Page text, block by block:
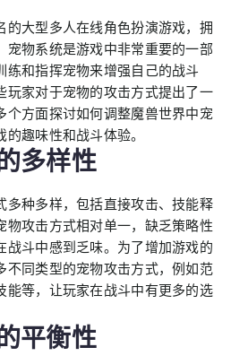
的大型多人在线角色扮演游戏，拥
宠物系统是游戏中非常重要的一部
练和指挥宠物来增强自己的战斗
玩家对于宠物的攻击方式提出了一
个方面探讨如何调整魔兽世界中宠
趣味性和战斗体验。
多样性
多种多样，包括直接攻击、技能释
物攻击方式相对单一，缺乏策略性
战斗中感到乏味。为了增加游戏的
不同类型的宠物攻击方式，例如范
能等，让玩家在战斗中有更多的选
平衡性